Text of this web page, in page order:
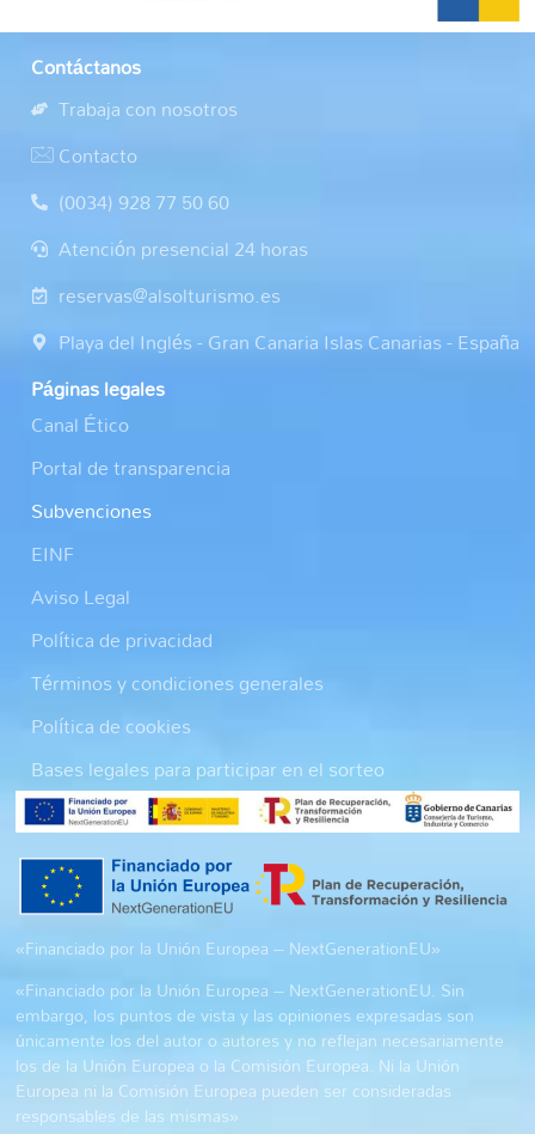
Contáctanos
Trabaja con nosotros
Contacto
(0034) 928 77 50 60
Atención presencial 24 horas
reservas@alsolturismo.es
Playa del Inglés - Gran Canaria Islas Canarias - España
Páginas legales
Canal Ético
Portal de transparencia
Subvenciones
EINF
Aviso Legal
Política de privacidad
Términos y condiciones generales
Política de cookies
Bases legales para participar en el sorteo
«Financiado por la Unión Europea – NextGenerationEU»
«Financiado por la Unión Europea – NextGenerationEU. Sin
embargo, los puntos de vista y las opiniones expresadas son
únicamente los del autor o autores y no reflejan necesariamente
los de la Unión Europea o la Comisión Europea. Ni la Unión
Europea ni la Comisión Europea pueden ser consideradas
responsables de las mismas»